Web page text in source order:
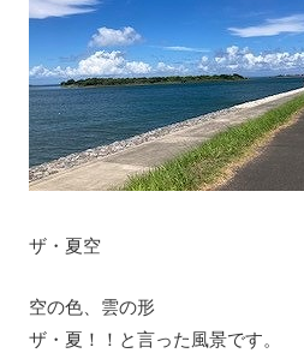
ザ・夏空
空の色、雲の形
ザ・夏！！と言った風景です。